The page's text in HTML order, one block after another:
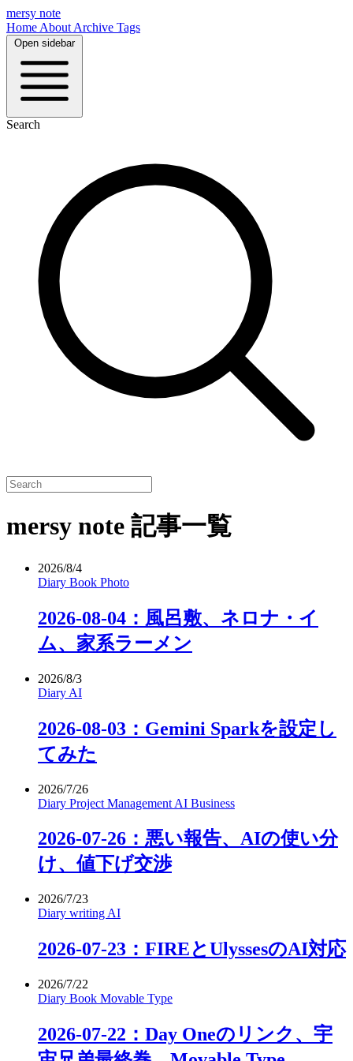
mersy note
Home About Archive Tags
Open sidebar
Search
mersy note 記事一覧
2026/8/4
Diary Book Photo
2026-08-04：風呂敷、ネロナ・イ
ム、家系ラーメン
2026/8/3
Diary AI
2026-08-03：Gemini Sparkを設定し
てみた
2026/7/26
Diary Project Management AI Business
2026-07-26：悪い報告、AIの使い分
け、値下げ交渉
2026/7/23
Diary writing AI
2026-07-23：FIREとUlyssesのAI対応
2026/7/22
Diary Book Movable Type
2026-07-22：Day Oneのリンク、宇